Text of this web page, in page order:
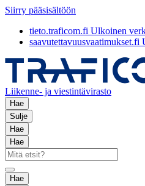
Siirry pääsisältöön
tieto.traficom.fi Ulkoinen
saavutettavuusvaatimukset.fi
Liikenne- ja viestintävirasto
Hae
Sulje
Hae
Hae
Hae